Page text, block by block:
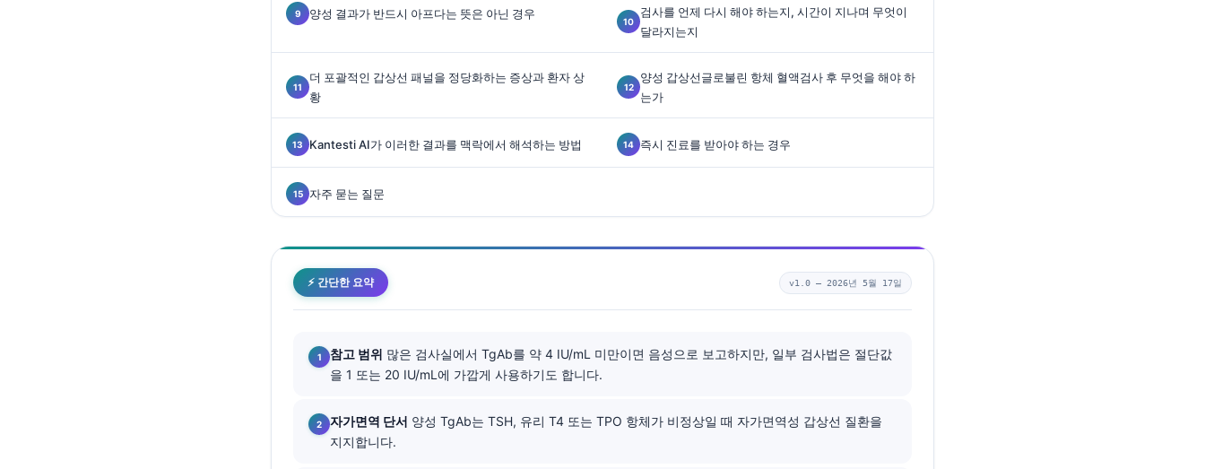
양성 결과가 반드시 아프다는 뜻은 아닌 경우
검사를 언제 다시 해야 하는지, 시간이 지나며 무엇이
달라지는지
더 포괄적인 갑상선 패널을 정당화하는 증상과 환자 상
황
양성 갑상선글로불린 항체 혈액검사 후 무엇을 해야 하
는가
Kantesti AI가 이러한 결과를 맥락에서 해석하는 방법 즉시 진료를 받아야 하는 경우
자주 묻는 질문
⚡ 간단한 요약 v1.0 — 2026년 5월 17일
참고 범위 많은 검사실에서 TgAb를 약 4 IU/mL 미만이면 음성으로 보고하지만, 일부 검사법은 절단값
을 1 또는 20 IU/mL에 가깝게 사용하기도 합니다.
자가면역 단서 양성 TgAb는 TSH, 유리 T4 또는 TPO 항체가 비정상일 때 자가면역성 갑상선 질환을
지지합니다.